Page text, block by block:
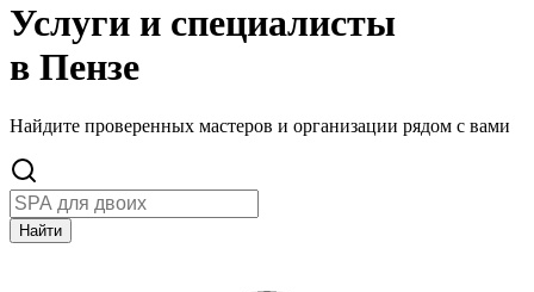
Услуги и специалисты
в Пензе
Найдите проверенных мастеров и организации рядом с вами
Найти